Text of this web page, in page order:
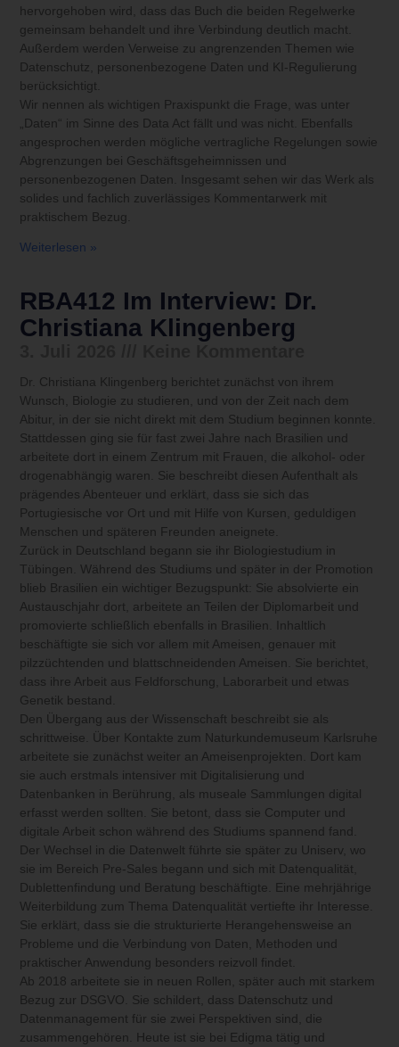
hervorgehoben wird, dass das Buch die beiden Regelwerke
gemeinsam behandelt und ihre Verbindung deutlich macht.
Außerdem werden Verweise zu angrenzenden Themen wie
Datenschutz, personenbezogene Daten und KI-Regulierung
berücksichtigt.
Wir nennen als wichtigen Praxispunkt die Frage, was unter
„Daten“ im Sinne des Data Act fällt und was nicht. Ebenfalls
angesprochen werden mögliche vertragliche Regelungen sowie
Abgrenzungen bei Geschäftsgeheimnissen und
personenbezogenen Daten. Insgesamt sehen wir das Werk als
solides und fachlich zuverlässiges Kommentarwerk mit
praktischem Bezug.
Weiterlesen »
RBA412 Im Interview: Dr.
Christiana Klingenberg
Dr. Christiana Klingenberg berichtet zunächst von ihrem
Wunsch, Biologie zu studieren, und von der Zeit nach dem
Abitur, in der sie nicht direkt mit dem Studium beginnen konnte.
Stattdessen ging sie für fast zwei Jahre nach Brasilien und
arbeitete dort in einem Zentrum mit Frauen, die alkohol- oder
drogenabhängig waren. Sie beschreibt diesen Aufenthalt als
prägendes Abenteuer und erklärt, dass sie sich das
Portugiesische vor Ort und mit Hilfe von Kursen, geduldigen
Menschen und späteren Freunden aneignete.
Zurück in Deutschland begann sie ihr Biologiestudium in
Tübingen. Während des Studiums und später in der Promotion
blieb Brasilien ein wichtiger Bezugspunkt: Sie absolvierte ein
Austauschjahr dort, arbeitete an Teilen der Diplomarbeit und
promovierte schließlich ebenfalls in Brasilien. Inhaltlich
beschäftigte sie sich vor allem mit Ameisen, genauer mit
pilzzüchtenden und blattschneidenden Ameisen. Sie berichtet,
dass ihre Arbeit aus Feldforschung, Laborarbeit und etwas
Genetik bestand.
Den Übergang aus der Wissenschaft beschreibt sie als
schrittweise. Über Kontakte zum Naturkundemuseum Karlsruhe
arbeitete sie zunächst weiter an Ameisenprojekten. Dort kam
sie auch erstmals intensiver mit Digitalisierung und
Datenbanken in Berührung, als museale Sammlungen digital
erfasst werden sollten. Sie betont, dass sie Computer und
digitale Arbeit schon während des Studiums spannend fand.
Der Wechsel in die Datenwelt führte sie später zu Uniserv, wo
sie im Bereich Pre-Sales begann und sich mit Datenqualität,
Dublettenfindung und Beratung beschäftigte. Eine mehrjährige
Weiterbildung zum Thema Datenqualität vertiefte ihr Interesse.
Sie erklärt, dass sie die strukturierte Herangehensweise an
Probleme und die Verbindung von Daten, Methoden und
praktischer Anwendung besonders reizvoll findet.
Ab 2018 arbeitete sie in neuen Rollen, später auch mit starkem
Bezug zur DSGVO. Sie schildert, dass Datenschutz und
Datenmanagement für sie zwei Perspektiven sind, die
zusammengehören. Heute ist sie bei Edigma tätig und